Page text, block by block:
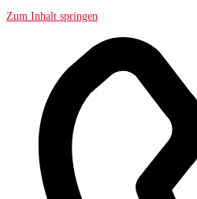
Zum Inhalt springen